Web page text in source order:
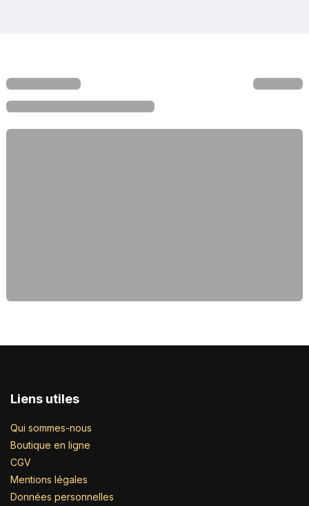
Liens utiles
Qui sommes-nous
Boutique en ligne
CGV
Mentions légales
Données personnelles